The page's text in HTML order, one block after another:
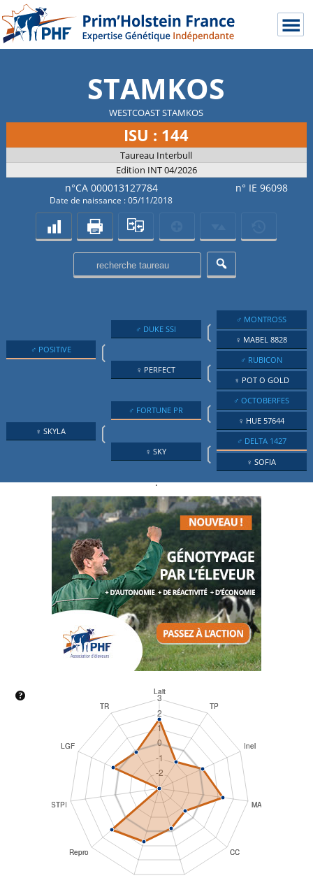
STAMKOS
WESTCOAST STAMKOS
ISU : 144
Taureau Interbull
Edition INT 04/2026
n°CA 000013127784 n° IE 96098
Date de naissance : 05/11/2018
♂ POSITIVE ❲
♂ DUKE SSI ❲
♂ MONTROSS
♀ MABEL 8828
♀ PERFECT ❲
♂ RUBICON
♀ POT O GOLD
♀ SKYLA ❲
♂ FORTUNE PR ❲
♂ OCTOBERFES
♀ HUE 57644
♀ SKY ❲
♂ DELTA 1427
♀ SOFIA
.